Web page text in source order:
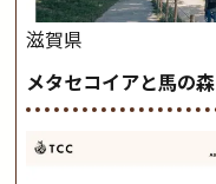
滋賀県
メタセコイアと馬の森